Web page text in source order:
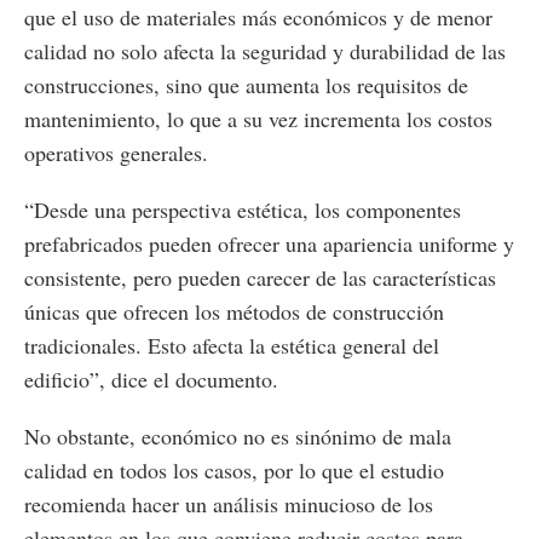
que el uso de materiales más económicos y de menor
calidad no solo afecta la seguridad y durabilidad de las
construcciones, sino que aumenta los requisitos de
mantenimiento, lo que a su vez incrementa los costos
operativos generales.
“Desde una perspectiva estética, los componentes
prefabricados pueden ofrecer una apariencia uniforme y
consistente, pero pueden carecer de las características
únicas que ofrecen los métodos de construcción
tradicionales. Esto afecta la estética general del
edificio”, dice el documento.
No obstante, económico no es sinónimo de mala
calidad en todos los casos, por lo que el estudio
recomienda hacer un análisis minucioso de los